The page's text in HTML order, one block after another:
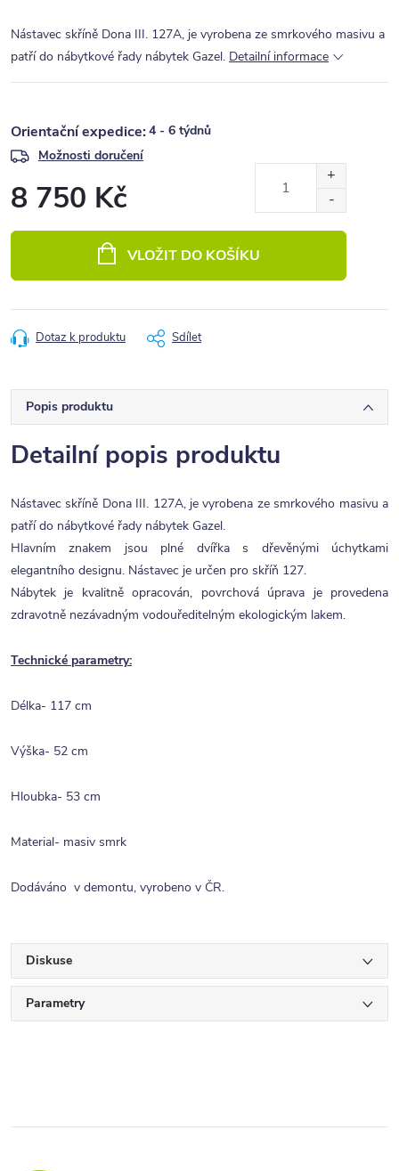
Nástavec skříně Dona III. 127A, je vyrobena ze smrkového masivu a
patří do nábytkové řady nábytek Gazel. Detailní informace
4 - 6 týdnů
Možnosti doručení
8 750 Kč
VLOŽIT DO KOŠÍKU
Dotaz k produktu Sdílet
Popis produktu
Detailní popis produktu
Nástavec skříně Dona III. 127A, je vyrobena ze smrkového masivu a
patří do nábytkové řady nábytek Gazel.
Hlavním znakem jsou plné dvířka s dřevěnými úchytkami
elegantního designu. Nástavec je určen pro skříň 127.
Nábytek je kvalitně opracován, povrchová úprava je provedena
zdravotně nezávadným vodouředitelným ekologickým lakem.
Technické parametry:
Délka- 117 cm
Výška- 52 cm
Hloubka- 53 cm
Material- masiv smrk
Dodáváno v demontu, vyrobeno v ČR.
Diskuse
Parametry